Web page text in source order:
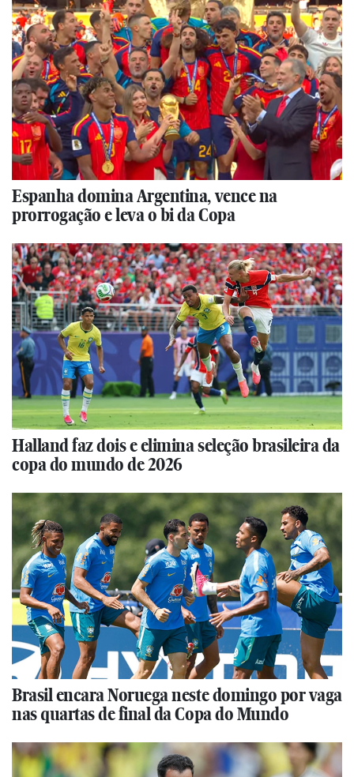
Espanha domina Argentina, vence na
prorrogação e leva o bi da Copa
Halland faz dois e elimina seleção brasileira da
copa do mundo de 2026
Brasil encara Noruega neste domingo por vaga
nas quartas de final da Copa do Mundo